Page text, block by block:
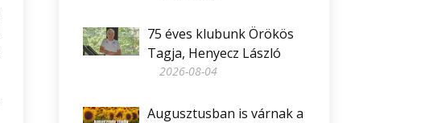
75 éves klubunk Örökös
Tagja, Henyecz László
2026-08-04
Augusztusban is várnak a